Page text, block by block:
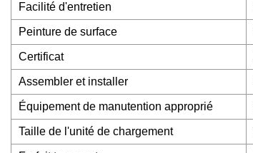
Facilité d'entretien
Peinture de surface
Certificat
Assembler et installer
Équipement de manutention approprié
Taille de l'unité de chargement